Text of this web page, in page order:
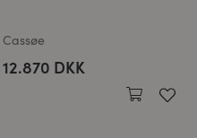
Cassøe
12.870 DKK